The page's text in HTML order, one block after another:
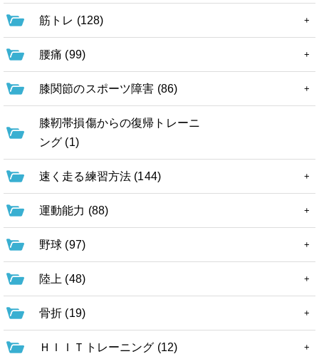
筋トレ (128)
腰痛 (99)
膝関節のスポーツ障害 (86)
膝靭帯損傷からの復帰トレーニ
ング (1)
速く走る練習方法 (144)
運動能力 (88)
野球 (97)
陸上 (48)
骨折 (19)
ＨＩＩＴトレーニング (12)